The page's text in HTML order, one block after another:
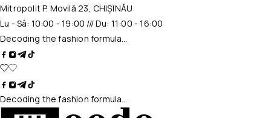
Mitropolit P. Movilă 23, CHIȘINĂU
Lu - Sâ: 10:00 - 19:00 /// Du: 11:00 - 16:00
Decoding the fashion formula…
Decoding the fashion formula…